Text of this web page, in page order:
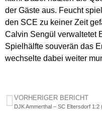
der Gäste aus. Feucht
den SCE zu keiner Zeit
Calvin Sengül verwaltetet
Spielhälfte souverän das
wechselte dabei weiter
VORHERIGER BERICHT